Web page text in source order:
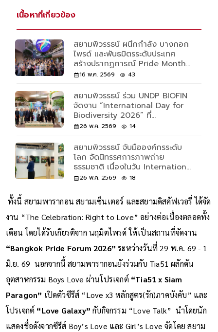
เนื้อหาที่เกี่ยวข้อง
สยามพิวรรธน์ ผนึกกำลัง บางกอก
ไพรด์ และพันธมิตรระดับประเทศ
สร้างปรากฏการณ์ Pride Month
ระดับโลก พร้อมจัด “The
2026” ปักหมุดกรุงเทพฯ สู่ Global
Pride Destination เดินหน้าสู่
Bangkok World Pride 2030
16 พ.ค. 2569 43
สยามพิวรรธน์ ร่วม UNDP BIOFIN
จัดงาน “International Day for
Biodiversity 2026” ที่
NEXTOPIA สยามพารากอน วันที่
เปลี่ยนองค์ความรู้ด้านธรรมชาติจาก
ไทยสู่เวทีโลก
26 พ.ค. 2569 14
สยามพิวรรธน์ จับมือองค์กรระดับ
โลก จัดนิทรรศการภาพถ่าย
ธรรมชาติ เนื่องในวัน International
Day for Biodiversity 2 งาน 2
กอน และ ชั้น 5 สยามดิสคัฟเวอรี่
26 พ.ค. 2569 18
ทั้งนี้ สยามพารากอน สยามเซ็นเตอร์ และสยามดิสคัฟเวอรี่ ได้จัด
งาน “The Celebration: Right to Love” อย่างต่อเนื่องตลอดทั้ง
เดือน โดยได้รับเกียรติจาก นฤมิตไพรด์ ให้เป็นสถานที่จัดงาน
“Bangkok Pride Forum 2026”ระหว่างวันที่ 29 พ.ค. 69 - 1
มิ.ย. 69 นอกจากนี้ สยามพารากอนยังร่วมกับ Tia51 ผลักดัน
อุตสาหกรรม Boys Love ผ่านโปรเจกต์ “Tia51 x Siam
Paragon” เปิดตัวซีรีส์ “Love x3 หลักสูตร(รัก)ภาคบังคับ” และ
โปรเจกต์ “Love Galaxy” กับกิจกรรม “Love Talk” นำโดยนัก
แสดงชื่อดังจากซีรีส์ Boy’s Love และ Girl’s Love จัดโดย สยาม